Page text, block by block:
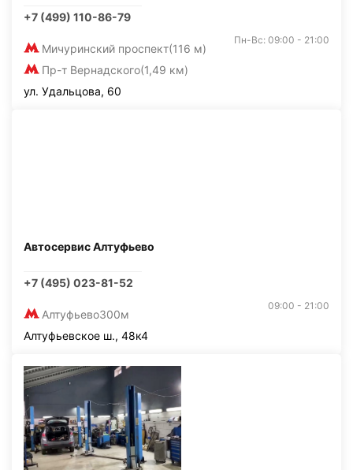
+7 (499) 110-86-79
Мичуринский проспект(116 м)
Пр-т Вернадского(1,49 км)
Пн-Вс: 09:00 - 21:00
ул. Удальцова, 60
Автосервис Алтуфьево
+7 (495) 023-81-52
Алтуфьево300м
09:00 - 21:00
Алтуфьевское ш., 48к4